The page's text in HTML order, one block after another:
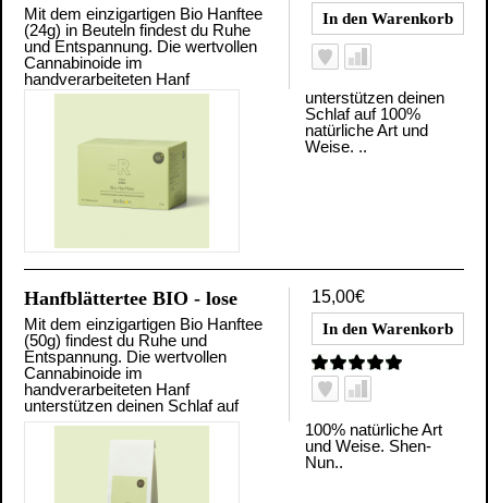
Mit dem einzigartigen Bio Hanftee
(24g) in Beuteln findest du Ruhe
und Entspannung. Die wertvollen
Cannabinoide im
handverarbeiteten Hanf
unterstützen deinen
Schlaf auf 100%
natürliche Art und
Weise. ..
15,00€
Hanfblättertee BIO - lose
Mit dem einzigartigen Bio Hanftee
(50g) findest du Ruhe und
Entspannung. Die wertvollen
Cannabinoide im
handverarbeiteten Hanf
unterstützen deinen Schlaf auf
100% natürliche Art
und Weise. Shen-
Nun..